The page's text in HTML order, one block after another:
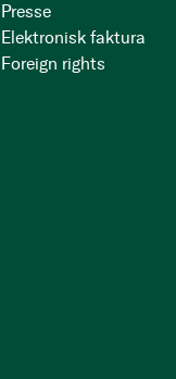
Presse
Elektronisk faktura
Foreign rights